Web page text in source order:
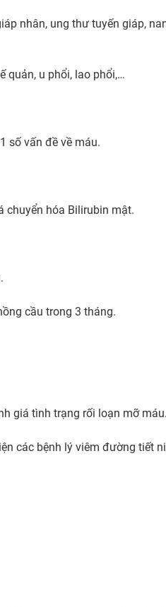
nhân, ung thư tuyến giáp,
quản, u phổi, lao phổi,…
số vấn đề về máu.
chuyển hóa Bilirubin mật.
cầu trong 3 tháng.
giá tình trạng rối loạn mỡ máu.
các bệnh lý viêm đường tiết